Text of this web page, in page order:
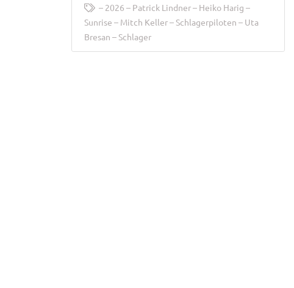
2026 Patrick Lindner
Heiko Harig
Sunrise
Mitch Keller Schlagerpiloten
Uta
Bresan
Schlager